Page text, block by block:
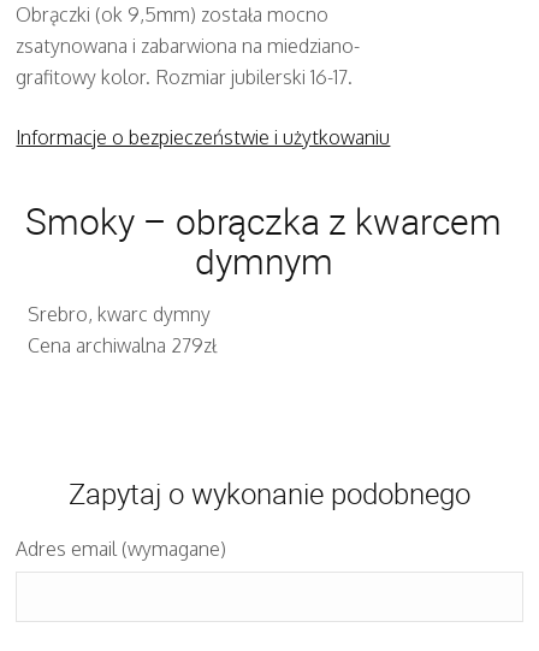
Obrączki (ok 9,5mm) została mocno
zsatynowana i zabarwiona na miedziano-
grafitowy kolor. Rozmiar jubilerski 16-17.
Informacje o bezpieczeństwie i użytkowaniu
Smoky – obrączka z kwarcem
dymnym
Srebro, kwarc dymny
Cena archiwalna 279zł
Zapytaj o wykonanie podobnego
Adres email (wymagane)